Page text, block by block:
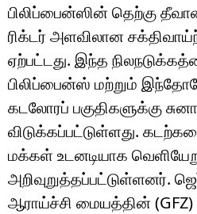
பிலிப்பைன்ஸின் தெற்கு
ரிக்டர் அளவிலான
ஏற்பட்டது. இந்த
பிலிப்பைன்ஸ் மற்றும்
கடலோரப் பகுதிகளுக்கு
விடுக்கப்பட்டுள்ளது.
மக்கள் உடனடியாக
அறிவுறுத்தப்பட்டுள்ளனர்.
ஆராய்ச்சி மையத்தின் (GFZ)